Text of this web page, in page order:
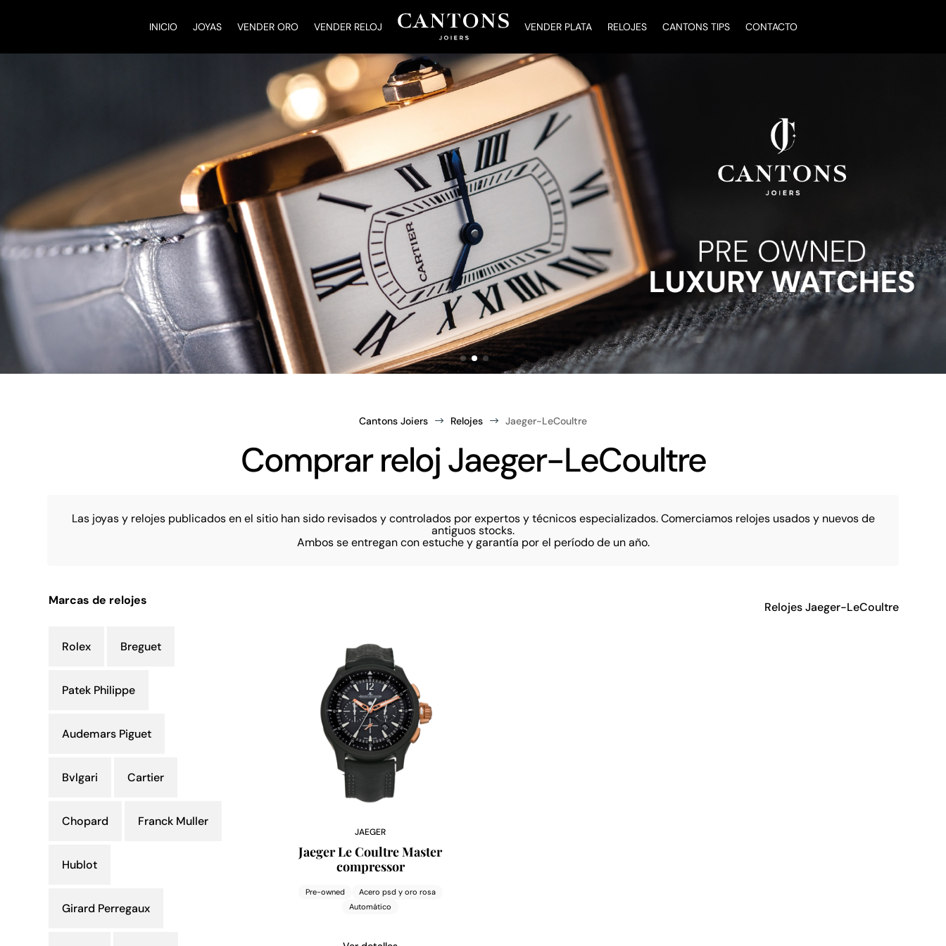
INICIO JOYAS VENDER ORO VENDER RELOJ VENDER PLATA RELOJES CANTONS TIPS CONTACTO
Cantons Joiers $ Relojes $ Jaeger-LeCoultre
Comprar reloj Jaeger-LeCoultre
Las joyas y relojes publicados en el sitio han sido revisados y controlados por expertos y técnicos especializados. Comerciamos relojes usados y nuevos de
antiguos stocks.
Ambos se entregan con estuche y garantía por el período de un año.
Marcas de relojes
Rolex Breguet
Patek Philippe
Audemars Piguet
Bvlgari Cartier
Chopard Franck Muller
Hublot
Girard Perregaux
Relojes Jaeger-LeCoultre
JAEGER
Jaeger Le Coultre Master
compressor
Pre-owned
Acero psd y oro rosa
Automático